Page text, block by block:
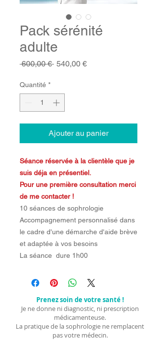
Pack sérénité
adulte
600,00 € Prix
540,00 €Prix
Quantité *
Ajouter au panier
Séance réservée à la clientèle que je
suis déja en présentiel.
Pour une première consultation merci
de me contacter !
10 séances de sophrologie
Accompagnement personnalisé dans
le cadre d'une démarche d'aide brève
et adaptée à vos besoins
La séance dure 1h00
Prenez soin de votre santé !
Je ne donne ni diagnostic, ni prescription
médicamenteuse.
La pratique de la sophrologie ne remplacent
pas votre médecin.